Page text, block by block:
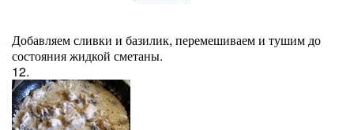
Добавляем сливки и базилик, перемешиваем и тушим до
состояния жидкой сметаны.
12.